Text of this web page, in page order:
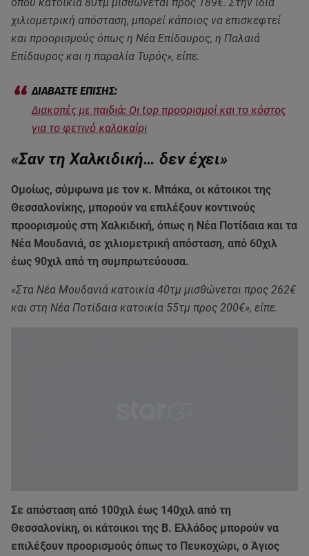
χιλιομετρική απόσταση, μπορεί κάποιος να επισκεφτεί
και προορισμούς όπως η Νέα Επίδαυρος, η Παλαιά
Επίδαυρος και η παραλία Τυρός», είπε.
Διακοπές με παιδιά: Οι top προορισμοί και το κόστος
για το φετινό καλοκαίρι
«Σαν τη Χαλκιδική… δεν έχει»
Ομοίως, σύμφωνα με τον κ. Μπάκα, οι κάτοικοι της
Θεσσαλονίκης, μπορούν να επιλέξουν κοντινούς
προορισμούς στη Χαλκιδική, όπως η Νέα Ποτίδαια και τα
Νέα Μουδανιά, σε χιλιομετρική απόσταση, από 60χιλ
έως 90χιλ από τη συμπρωτεύουσα.
«Στα Νέα Μουδανιά κατοικία 40τμ μισθώνεται προς 262€
και στη Νέα Ποτίδαια κατοικία 55τμ προς 200€», είπε.
Σε απόσταση από 100χιλ έως 140χιλ από τη
Θεσσαλονίκη, οι κάτοικοι της Β. Ελλάδος μπορούν να
επιλέξουν προορισμούς όπως το Πευκοχώρι, ο Άγιος